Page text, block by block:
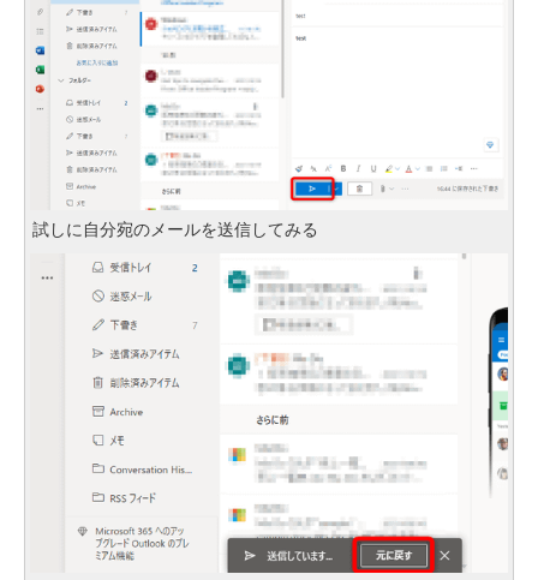
試しに自分宛のメールを送信してみる